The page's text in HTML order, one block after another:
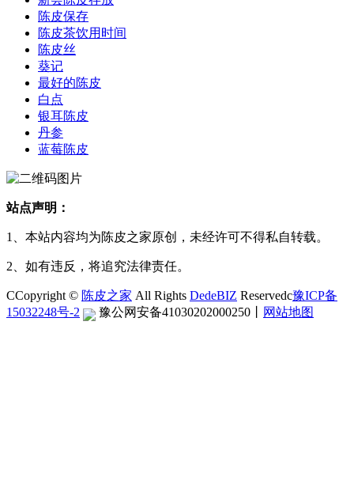
陈皮保存
陈皮茶饮用时间
陈皮丝
葵记
最好的陈皮
白点
银耳陈皮
丹参
蓝莓陈皮
站点声明：
1、本站内容均为陈皮之家原创，未经许可不得私自转载。
2、如有违反，将追究法律责任。
CCopyright © 陈皮之家 All Rights DedeBIZ Reservedc豫ICP备
15032248号-2
豫公网安备41030202000250 网站地图